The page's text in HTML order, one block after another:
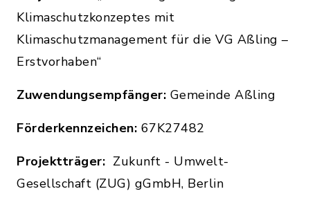
Klimaschutzkonzeptes mit
Klimaschutzmanagement für die VG Aßling –
Erstvorhaben“
Zuwendungsempfänger: Gemeinde Aßling
Förderkennzeichen: 67K27482
Projektträger: Zukunft - Umwelt-
Gesellschaft (ZUG) gGmbH, Berlin